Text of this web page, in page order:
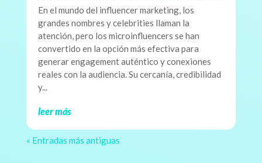
En el mundo del influencer marketing, los
grandes nombres y celebrities llaman la
atención, pero los microinfluencers se han
convertido en la opción más efectiva para
generar engagement auténtico y conexiones
reales con la audiencia. Su cercanía, credibilidad
y...
leer más
« Entradas más antiguas